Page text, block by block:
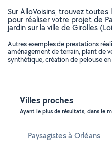
Sur AlloVoisins, trouvez
pour réaliser votre projet de
jardin sur la ville de Girolles
Autres exemples de prestations
aménagement de terrain, plant de
synthétique, création de pelouse en
Villes proches
Ayant le plus de résultats, dans le
Paysagistes à Orléans